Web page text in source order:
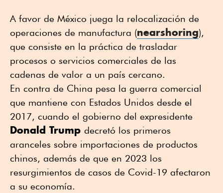
A favor de México juega la relocalización de
operaciones de manufactura (nearshoring),
que consiste en la práctica de trasladar
procesos o servicios comerciales de las
cadenas de valor a un país cercano.
En contra de China pesa la guerra comercial
que mantiene con Estados Unidos desde el
2017, cuando el gobierno del expresidente
Donald Trump decretó los primeros
aranceles sobre importaciones de productos
chinos, además de que en 2023 los
resurgimientos de casos de Covid-19 afectaron
a su economía.